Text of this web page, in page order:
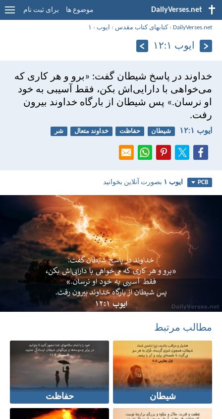
DailyVerses.net موضوع ها برای ثبت نام
DailyVerses.net
›کتابهای کتاب مقدس › ايوب › ۱
ايوب ۱:‏۱۲
خداوند در پاسخ شيطان گفت: «برو و هر كاری كه
می‌خواهی با دارايی‌اش بكن، فقط آسيبی به خود
او نرسان.» پس شيطان از بارگاه خداوند بيرون
رفت.
ايوب ۱:‏۱۲ شیطان حفاظت خداوند متعال شر
PCB ايوب ۱ بصورت آنلاین بخوانید
مطالب مرتبط
شیطان حفاظت